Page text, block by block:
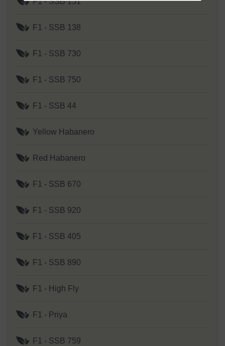
F1 - SSB 138
F1 - SSB 730
F1 - SSB 750
F1 - SSB 44
Yellow Habanero
Red Habanero
F1 - SSB 670
F1 - SSB 920
F1 - SSB 405
F1 - SSB 890
F1 - High Fly
F1 - Priya
F1 - SSB 759